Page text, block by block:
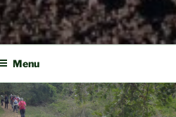
Menu